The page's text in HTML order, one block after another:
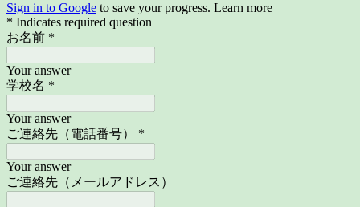
Sign in to Google to save your progress. Learn more
* Indicates required question
お名前 *
Your answer
学校名 *
Your answer
ご連絡先（電話番号） *
Your answer
ご連絡先（メールアドレス）